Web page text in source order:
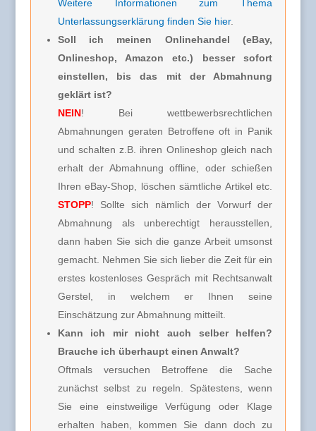
Weitere Informationen zum Thema
Unterlassungserklärung finden Sie hier.
Soll ich meinen Onlinehandel (eBay,
Onlineshop, Amazon etc.) besser sofort
einstellen, bis das mit der Abmahnung
geklärt ist?
NEIN! Bei wettbewerbsrechtlichen
Abmahnungen geraten Betroffene oft in Panik
und schalten z.B. ihren Onlineshop gleich nach
erhalt der Abmahnung offline, oder schießen
Ihren eBay-Shop, löschen sämtliche Artikel etc.
STOPP! Sollte sich nämlich der Vorwurf der
Abmahnung als unberechtigt herausstellen,
dann haben Sie sich die ganze Arbeit umsonst
gemacht. Nehmen Sie sich lieber die Zeit für ein
erstes kostenloses Gespräch mit Rechtsanwalt
Gerstel, in welchem er Ihnen seine
Einschätzung zur Abmahnung mitteilt.
Kann ich mir nicht auch selber helfen?
Brauche ich überhaupt einen Anwalt?
Oftmals versuchen Betroffene die Sache
zunächst selbst zu regeln. Spätestens, wenn
Sie eine einstweilige Verfügung oder Klage
erhalten haben, kommen Sie dann doch zu